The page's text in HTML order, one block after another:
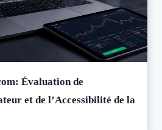
Évaluation de
et de l’Accessibilité de la